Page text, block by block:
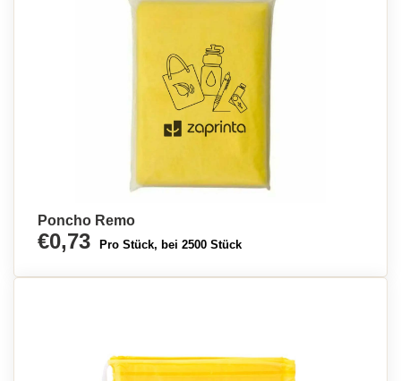
Poncho Remo
€0,73 Pro Stück, bei 2500 Stück